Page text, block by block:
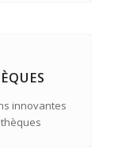
innovantes